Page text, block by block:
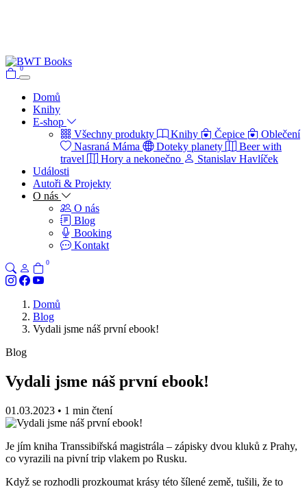
0
Domů
Knihy
E-shop
Všechny produkty
Knihy Čepice
Oblečení
Nasraná Máma
Doteky planety
Beer with
travel
Hory a nekonečno
Stanislav Havlíček
Události
Autoři & Projekty
O nás
O nás
Blog
Booking
Kontakt
0
Domů
Blog
Vydali jsme náš první ebook!
Blog
Vydali jsme náš první ebook!
01.03.2023 • 1 min čtení
Je jím kniha Transsibiřská magistrála – zápisky dvou kluků z Prahy,
co vyrazili na pivní trip vlakem po Rusku.
Když se rozhodli prozkoumat krásy této šílené země, tušili, že to